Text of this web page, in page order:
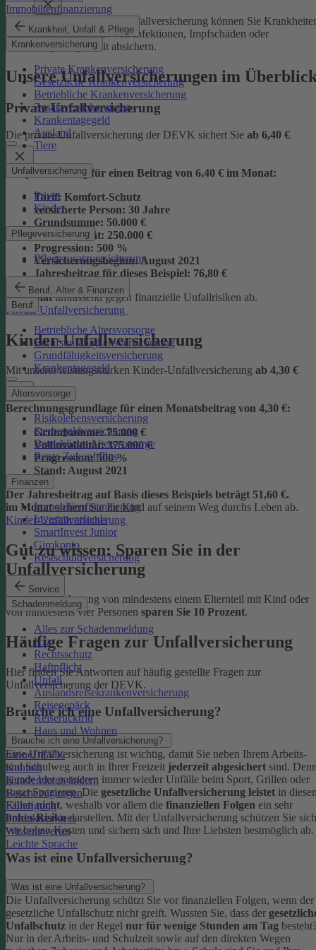
Immobilienfinanzierung
Krankheit, Unfall & Pflege
Krankenversicherung
Private Krankenversicherung
Gesetzliche Krankenversicherung
Betriebliche Krankenversicherung
Zusatzversicherungen
Krankentagegeld
Ausland
Tiere
Unfallversicherung
Privat
Kinder
Pflegeversicherung
Pflegezusatzversicherung
Beruf, Alter & Finanzen
Beruf
Betriebliche Altersvorsorge
Berufsunfähigkeitsversicherung
Grundfähigkeitsversicherung
Krankentagegeld
Altersvorsorge
Risikolebensversicherung
Sterbegeldversicherung
Betriebliche Altersvorsorge
Rente ZukunftPlus
Finanzen
Immobilienfinanzierung
Investmentfonds
SmartInvest Junior
Girokonto
Restschuldversicherung
Service
Schadenmeldung
Alles zur Schadenmeldung
Kfz
Rechtsschutz
Haftpflicht
Unfall
Auslandsreisekrankenversicherung
Reisegepäck
Reiserücktritt
Haus und Wohnen
meineDEVK
Kontakt
Kundendaten ändern
Bescheinigungen
Kündigung
Produktservices
Wissenswertes
Leichte Sprache
Mit der Junior-Plus-Unfallversicherung können Sie
sowie die Folgen von Infektionen, Impfschäden oder
Vergiftungen mit absichern.
Unsere Unfallversicherungen im
Private Unfallversicherung
Die private Unfallversicherung der DEVK sichert Sie ab 6,40 €
Beispielrechnung für einen Beitrag von 6,40 € im Monat:
Tarif: Komfort-Schutz
versicherte Person: 30 Jahre
Grundsumme: 50.000 €
Vollinvalidität: 250.000 €
Progression: 500 %
Versicherungsbeginn:August 2021
Jahresbeitrag für dieses Beispiel: 76,80 €
im Monatumfassend gegen finanzielle Unfallrisiken ab.
Private Unfallversicherung
Kinder-Unfallversicherung
Mit unserer leistungsstarken Kinder-Unfallversicherung ab 4,30 €
Berechnungsgrundlage für einen Monatsbeitrag von 4,30 €:
Grundsumme:75.000 €
Vollinvalidität:375.000 €
Progression:500 %
Stand: August 2021
Der Jahresbeitrag auf Basis dieses Beispiels beträgt 51,60 €.
im Monatsichern Sie Ihr Kind auf seinem Weg durchs Leben ab.
Kinder-Unfallversicherung
Gut zu wissen: Sparen Sie in der
Unfallversicherung
Bei der Versicherung von mindestens einem Elternteil mit Kind oder
von mindestens vier Personen sparen Sie 10 Prozent.
Häufige Fragen zur Unfallversicherung
Hier finden Sie Antworten auf häufig gestellte Fragen zur
Unfallversicherung der DEVK.
Brauche ich eine Unfallversicherung?
Brauche ich eine Unfallversicherung?
Eine Unfallversicherung ist wichtig, damit Sie neben Ihrem Arbeits-
und Schulweg auch in Ihrer Freizeit jederzeit abgesichert sind.
gerade hier passieren immer wieder Unfälle beim Sport, Grillen oder
sogar Spazieren. Die gesetzliche Unfallversicherung leistet in
Fällennicht, weshalb vor allem die finanziellen Folgen ein sehr
hohes Risikodarstellen. Mit der Unfallversicherung schützen Sie sich
vor hohen Kosten und sichern sich und Ihre Liebsten bestmöglich ab.
Was ist eine Unfallversicherung?
Was ist eine Unfallversicherung?
Die Unfallversicherung schützt Sie vor finanziellen Folgen, wenn der
gesetzliche Unfallschutz nicht greift. Wussten Sie, dass der
Unfallschutz in der Regel nur für wenige Stunden am Tag
Nur in der Arbeits- und Schulzeit sowie auf den direkten Wegen